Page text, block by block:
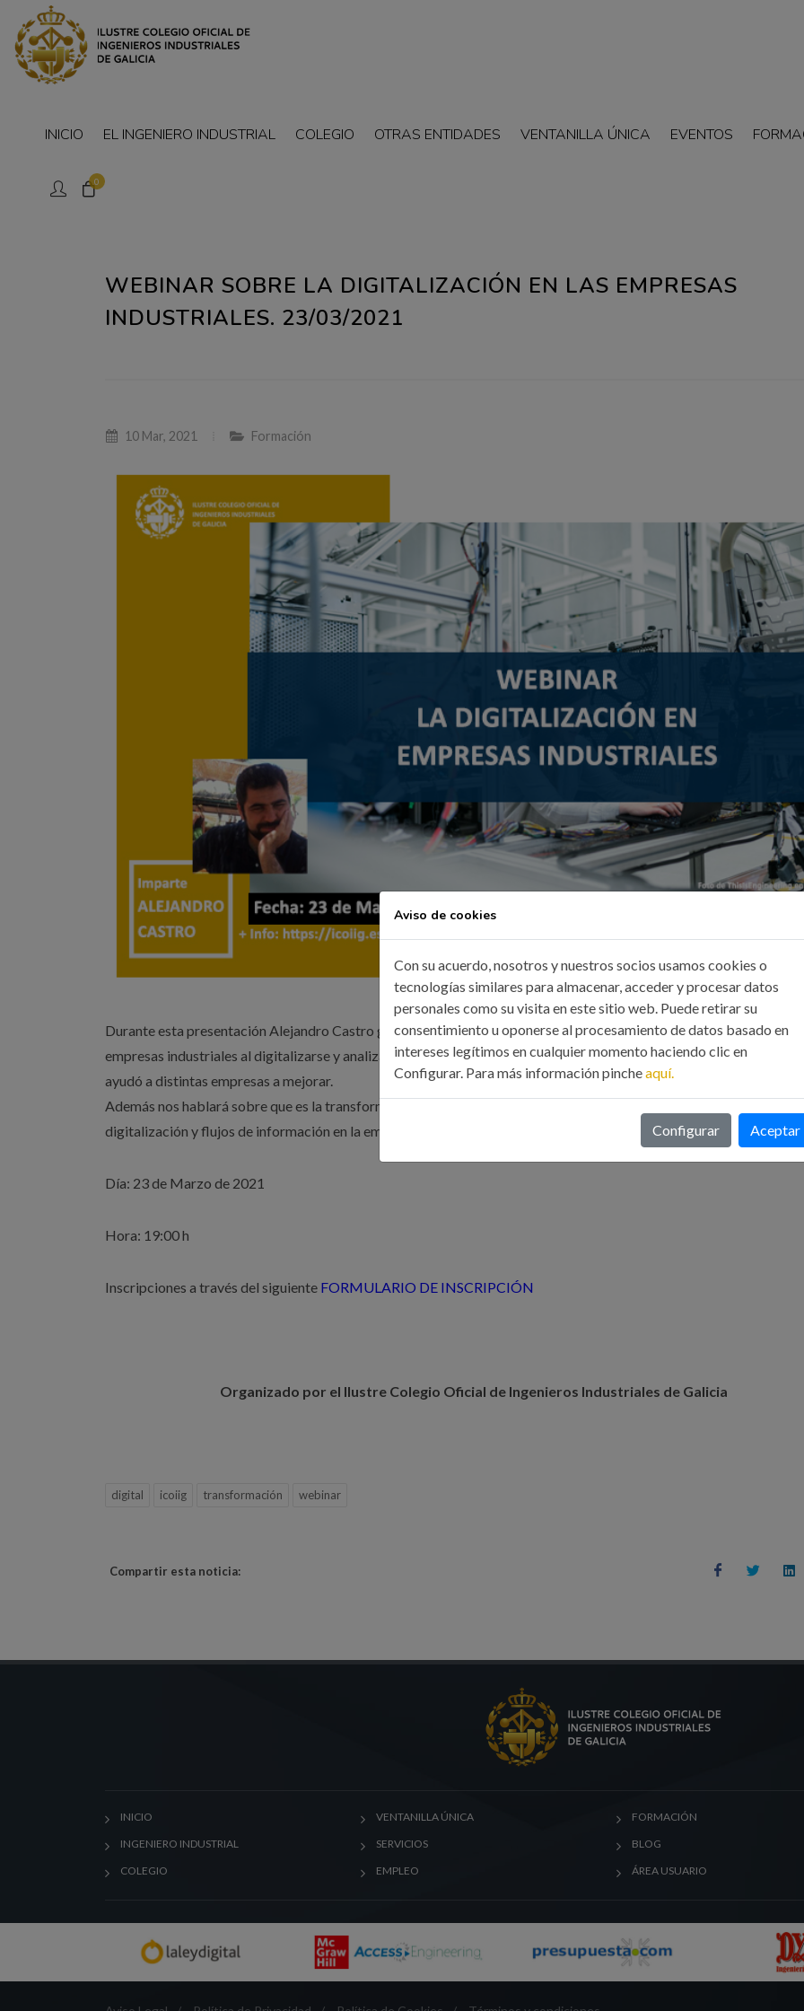
0
INICIO EL INGENIERO INDUSTRIAL COLEGIO OTRAS ENTIDADES VENTANILLA ÚNICA EVENTOS
WEBINAR SOBRE LA DIGITALIZACIÓN EN LAS EMPRESAS
INDUSTRIALES. 23/03/2021
10 Mar, 2021 Formación
Durante esta presentación Alejandro Castro gerente de Esquío Ingeniería explicará los beneficios que obtienen las
empresas industriales al digitalizarse y analizará distintos casos de éxito en los que la digitalización de los procesos
ayudó a distintas empresas a mejorar.
Además nos hablará sobre que es la transformación digital, beneficios de las empresas al digitalizarse, procesos de
digitalización y flujos de información en la empresas industriales
Día: 23 de Marzo de 2021
Hora: 19:00 h
Inscripciones a través del siguiente FORMULARIO DE INSCRIPCIÓN
Organizado por el Ilustre Colegio Oficial de Ingenieros Industriales de Galicia
digital icoiig transformación webinar
Compartir esta noticia:
INICIO
INGENIERO INDUSTRIAL
COLEGIO
VENTANILLA ÚNICA
SERVICIOS
EMPLEO
FORMACIÓN
BLOG
ÁREA USUARIO
Aviso de cookies
Con su acuerdo, nosotros y nuestros socios usamos cookies o
tecnologías similares para almacenar, acceder y procesar datos
personales como su visita en este sitio web. Puede retirar su
consentimiento u oponerse al procesamiento de datos basado en
intereses legítimos en cualquier momento haciendo clic en
Configurar. Para más información pincheaquí.
Configurar Aceptar